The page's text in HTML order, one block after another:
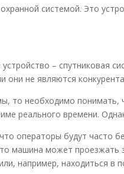
системой. Это
– спутниковая
они не являются
то необходимо
реального времени.
операторы будут часто
машина может
например, находиться в